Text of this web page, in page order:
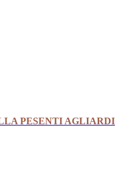
PESENTI AGLIARDI